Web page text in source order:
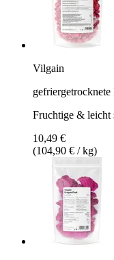
Vilgain
Fruchtige & leicht
10,49 €
(104,90 € / kg)